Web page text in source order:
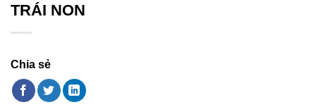
TRÁI NON
Chia sẻ